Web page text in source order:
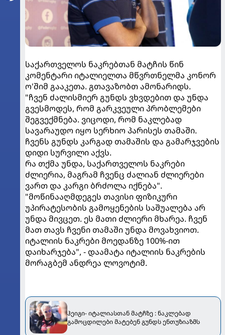
საქართველოს ნაკრებთან მატჩის წინ
კომენტარი იტალიელთა მწვრთნელმა კონორ
ო'შიმ გააკეთა. გთავაზობთ ამონარიდს.
"ჩვენ ძალისმიერ გუნდს ვხვდებით და უნდა
გვესმოდეს, რომ გარკვეული პრობლემები
შეგვექმნება. ვიცოდი, რომ ნაკლებად
სავარაუდო იყო სერხიო პარისეს თამაში.
ჩვენს გუნდს კარგად თამაშის და გამარჯვების
დიდი სურვილი აქვს.
რა თქმა უნდა, საქართველოს ნაკრები
ძლიერია, მაგრამ ჩვენც ძალიან ძლიერები
ვართ და კარგი ბრძოლა იქნება".
"მოწინააღმდეგეს თავისი ფიზიკური
უპირატესობის გამოყენების საშუალება არ
უნდა მივცეთ. ეს მათი ძლიერი მხარეა. ჩვენ
მათ თავს ჩვენი თამაში უნდა მოვახვიოთ.
იტალიის ნაკრები მოედანზე 100%-ით
დაიხარჯება", - დაამატა იტალიის ნაკრების
მორაგბემ ანდრეა ლოვოტიმ.
ჰეიგი- იტალიასთან მატჩზე : ნაკლებად
გამოცდილები მატებენ გუნდს ენთუზიაზმს